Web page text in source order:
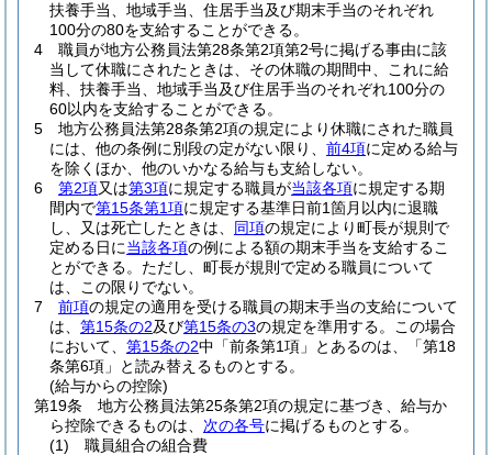
扶養手当、地域手当、住居手当及び期末手当のそれぞれ
100分の80を支給することができる。
4
職員が地方公務員法第28条第2項第2号に掲げる事由に該
当して休職にされたときは、その休職の期間中、これに給
料、扶養手当、地域手当及び住居手当のそれぞれ100分の
60以内を支給することができる。
5
地方公務員法第28条第2項の規定により休職にされた職員
には、他の条例に別段の定がない限り、 前4項に定める給与
を除くほか、他のいかなる給与も支給しない。
6
第2項又は第3項に規定する職員が当該各項に規定する期
間内で第15条第1項に規定する基準日前1箇月以内に退職
し、又は死亡したときは、 同項の規定により町長が規則で
定める日に当該各項の例による額の期末手当を支給するこ
とができる。 ただし、町長が規則で定める職員について
は、この限りでない。
7
前項の規定の適用を受ける職員の期末手当の支給について
は、 第15条の2及び第15条の3の規定を準用する。
この場合
において、 第15条の2中「前条第1項」とあるのは、「第18
条第6項」と読み替えるものとする。
(給与からの控除)
第19条
地方公務員法第25条第2項の規定に基づき、給与か
ら控除できるものは、 次の各号に掲げるものとする。
(1)
職員組合の組合費